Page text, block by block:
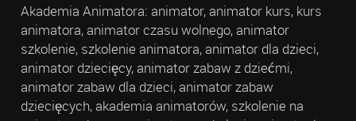
Akademia Animatora: animator, animator kurs, kurs
animatora, animator czasu wolnego, animator
szkolenie, szkolenie animatora, animator dla dzieci,
animator dziecięcy, animator zabaw z dziećmi,
animator zabaw dla dzieci, animator zabaw
dziecięcych, akademia animatorów, szkolenie na